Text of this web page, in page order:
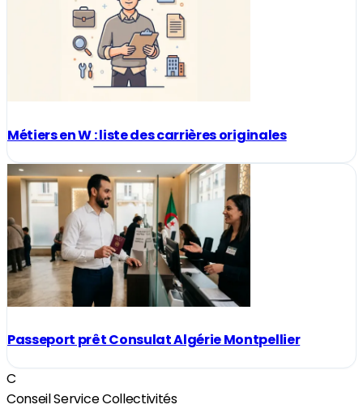
Métiers en W : liste des carrières originales
Passeport prêt Consulat Algérie Montpellier
C
Conseil Service Collectivités